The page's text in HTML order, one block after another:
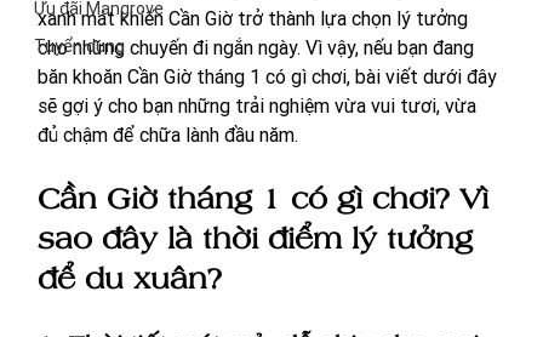
Ưu đãi Mangrove
Tuyển dụng
xanh mát khiến Cần Giờ trở thành lựa chọn lý tưởng
cho những chuyến đi ngắn ngày. Vì vậy, nếu bạn đang
băn khoăn Cần Giờ tháng 1 có gì chơi, bài viết dưới đây
sẽ gợi ý cho bạn những trải nghiệm vừa vui tươi, vừa
đủ chậm để chữa lành đầu năm.
Cần Giờ tháng 1 có gì chơi? Vì
sao đây là thời điểm lý tưởng
để du xuân?